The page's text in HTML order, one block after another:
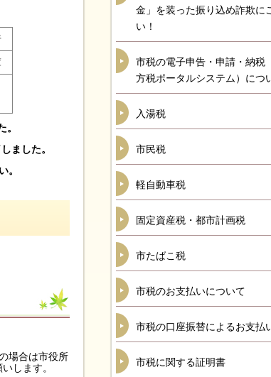
ました。
。
場合は市役所
します。
金」を装った振り込め詐欺に
い！
市税の電子申告・申請・納税
方税ポータルシステム）につ
入湯税
市民税
軽自動車税
固定資産税・都市計画税
市たばこ税
市税のお支払いについて
市税の口座振替によるお支払
市税に関する証明書